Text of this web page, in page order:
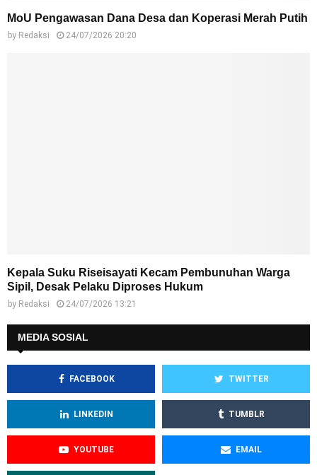
MoU Pengawasan Dana Desa dan Koperasi Merah Putih
by Redaksi 24/07/2026 20:20
Kepala Suku Riseisayati Kecam Pembunuhan Warga
Sipil, Desak Pelaku Diproses Hukum
by Redaksi 24/07/2026 13:21
MEDIA SOSIAL
FACEBOOK TWITTER
LINKEDIN TUMBLR
YOUTUBE EMAIL